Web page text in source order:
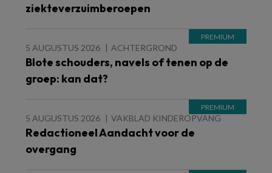
ziekteverzuimberoepen
5 AUGUSTUS 2026 ACHTERGROND
Blote schouders, navels of tenen op de
groep: kan dat?
5 AUGUSTUS 2026 VAKBLAD KINDEROPVANG
Redactioneel Aandacht voor de
overgang